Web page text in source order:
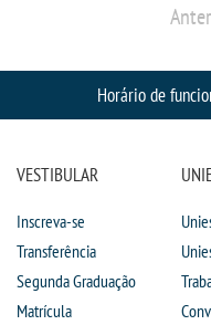
Horário de
VESTIBULAR
Inscreva-se
Transferência
Segunda Graduação
Matrícula